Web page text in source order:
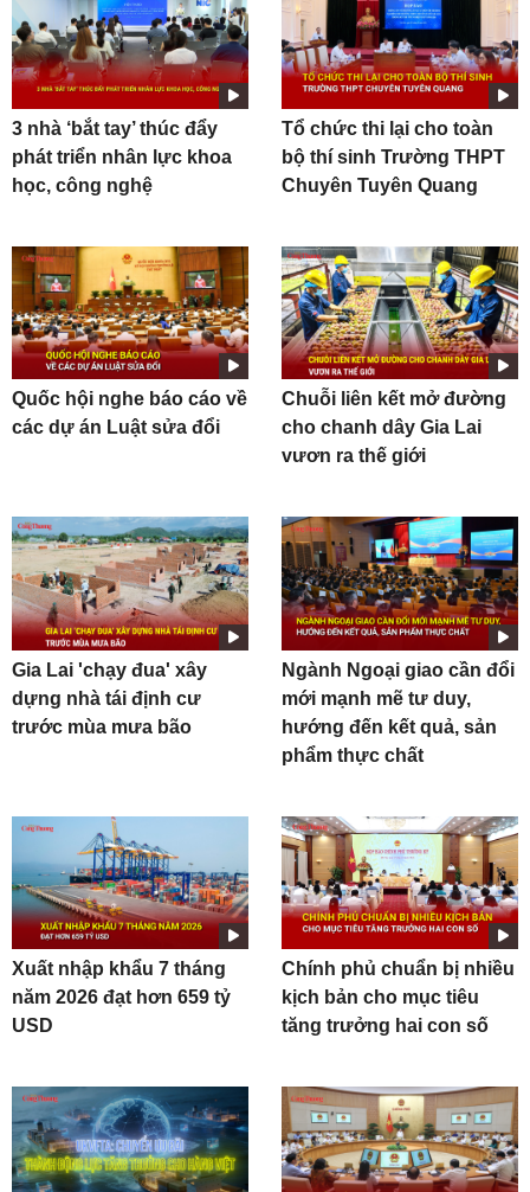
3 nhà ‘bắt tay’ thúc đẩy
phát triển nhân lực khoa
học, công nghệ
Tổ chức thi lại cho toàn
bộ thí sinh Trường THPT
Chuyên Tuyên Quang
Quốc hội nghe báo cáo về
các dự án Luật sửa đổi
Chuỗi liên kết mở đường
cho chanh dây Gia Lai
vươn ra thế giới
Gia Lai 'chạy đua' xây
dựng nhà tái định cư
trước mùa mưa bão
Ngành Ngoại giao cần đổi
mới mạnh mẽ tư duy,
hướng đến kết quả, sản
phẩm thực chất
Xuất nhập khẩu 7 tháng
năm 2026 đạt hơn 659 tỷ
USD
Chính phủ chuẩn bị nhiều
kịch bản cho mục tiêu
tăng trưởng hai con số